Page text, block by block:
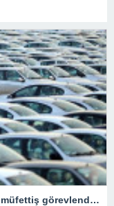
Sıfır ve ikinci el araçta stok iddialarına müfettiş görevlendirildi